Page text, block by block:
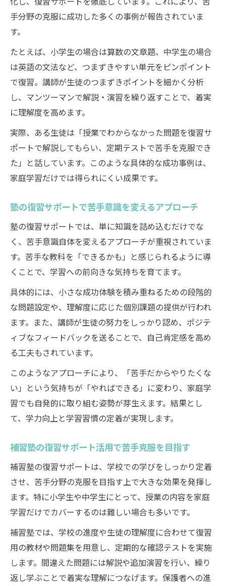
手分野の克服に成功した多くの事例が報告されていま
す。
たとえば、小学生の場合は算数の文章題、中学生の場合
は英語の文法など、つまずきやすい単元をピンポイント
で復習。講師が生徒のつまずきポイントを細かく分析
し、マンツーマンで解説・演習を繰り返すことで、着実
に理解度を高めます。
実際、ある生徒は「授業でわからなかった問題を復習サ
ポートで解説してもらい、定期テストで苦手を克服でき
た」と話しています。このような具体的な成功事例は、
家庭学習だけでは得られにくい成果です。
塾の復習サポートで苦手意識を変えるアプローチ
塾の復習サポートでは、単に知識を詰め込むだけでな
く、苦手意識自体を変えるアプローチが重視されていま
す。苦手な教科を「できるかも」と感じられるように導
くことで、学習への前向きな気持ちを育てます。
具体的には、小さな成功体験を積み重ねるための段階的
な問題設定や、理解度に応じた個別課題の提供が行われ
ます。また、講師が生徒の努力をしっかり認め、ポジテ
ィブなフィードバックを送ることで、自己肯定感を高め
る工夫もされています。
このようなアプローチにより、「苦手だからやりたくな
い」という気持ちが「やればできる」に変わり、家庭学
習でも自発的に取り組む姿勢が芽生えます。結果とし
て、学力向上と学習習慣の定着が実現します。
補習塾の復習サポート活用で苦手克服を目指す
補習塾の復習サポートは、学校での学びをしっかり定着
させ、苦手分野の克服を目指す上で大きな効果を発揮し
ます。特に小学生や中学生にとって、授業の内容を家庭
学習だけでカバーするのは難しい場合も多いです。
補習塾では、学校の進度や生徒の理解度に合わせて復習
用の教材や問題集を用意し、定期的な確認テストを実施
します。間違えた問題には解説や追加演習を行い、繰り
返し学ぶことで着実な理解につなげます。保護者への進